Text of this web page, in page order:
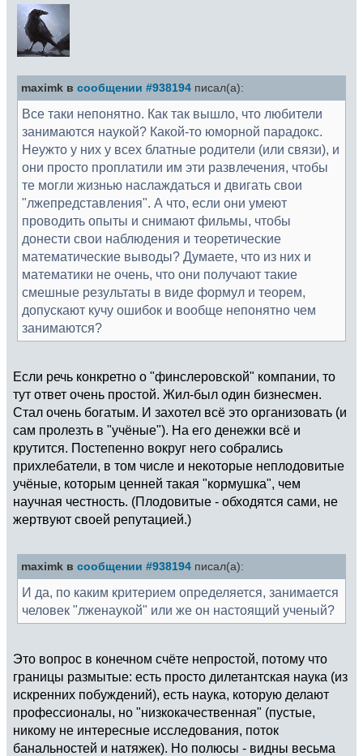
maximk в сообщении #938194 писал(а):
Все таки непонятно. Как так вышло, что любители
занимаются наукой? Какой-то юморной парадокс.
Неужто у них у всех блатные родители (или связи), и
они просто проплатили им эти развлечения, чтобы
те могли жизнью наслаждаться и двигать свои
"лжепредставления". А что, если они умеют
проводить опыты и снимают фильмы, чтобы
донести свои наблюдения и теоретические
математические выводы? Думаете, что из них и
математики не очень, что они получают такие
смешные результаты в виде формул и теорем,
допускают кучу ошибок и вообще непонятно чем
занимаются?
Если речь конкретно о "финслеровской" компании, то
тут ответ очень простой. Жил-был один бизнесмен.
Стал очень богатым. И захотел всё это организовать (и
сам пролезть в "учёные"). На его денежки всё и
крутится. Постепенно вокруг него собрались
прихлебатели, в том числе и некоторые неплодовитые
учёные, которым ценней такая "кормушка", чем
научная честность. (Плодовитые - обходятся сами, не
жертвуют своей репутацией.)
maximk в сообщении #938194 писал(а):
И да, по каким критерием определяется, занимается
человек "лженаукой" или же он настоящий ученый?
Это вопрос в конечном счёте непростой, потому что
границы размытые: есть просто дилетантская наука (из
искренних побуждений), есть наука, которую делают
профессионалы, но "низкокачественная" (пустые,
никому не интересные исследования, поток
банальностей и натяжек). Но полюсы - видны весьма